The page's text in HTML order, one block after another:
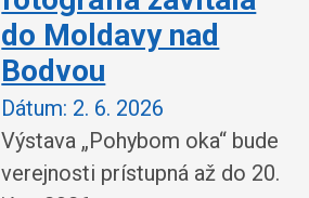
do Moldavy nad
Bodvou
Dátum: 2. 6. 2026
Výstava „Pohybom oka“ bude
verejnosti prístupná až do 20.